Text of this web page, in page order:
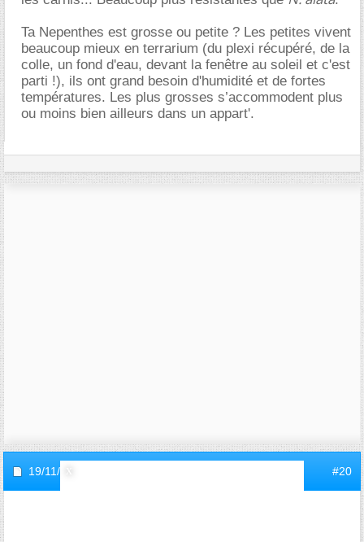
Ta Nepenthes est grosse ou petite ? Les petites vivent
beaucoup mieux en terrarium (du plexi récupéré, de la
colle, un fond d'eau, devant la fenêtre au soleil et c'est
parti !), ils ont grand besoin d'humidité et de fortes
températures. Les plus grosses s’accommodent plus
ou moins bien ailleurs dans un appart'.
19/11/2010, #20